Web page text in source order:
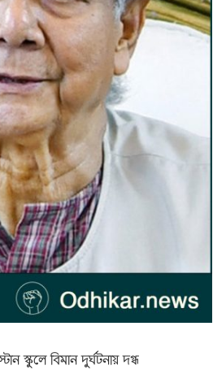
স্কুলে বিমান দুর্ঘটনায় দগ্ধ